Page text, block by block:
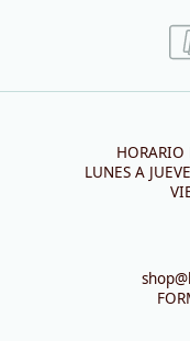
HORARIO
LUNES A